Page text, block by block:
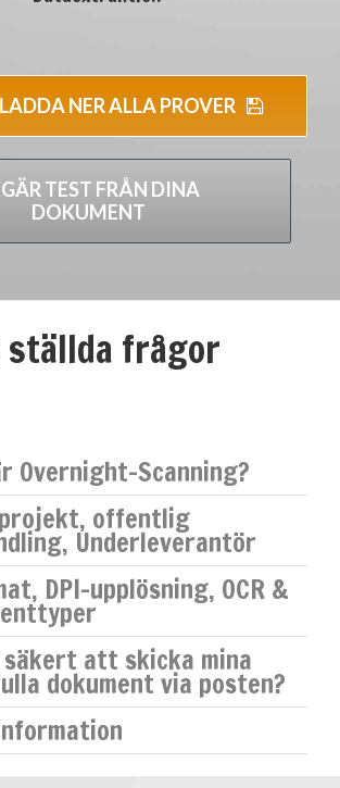
LADDA NER ALLA PROVER
TEST FRÅN DINA
DOKUMENT
ställda frågor
Overnight-Scanning?
offentlig
Underleverantör
DPI-upplösning, OCR &
att skicka mina
dokument via posten?